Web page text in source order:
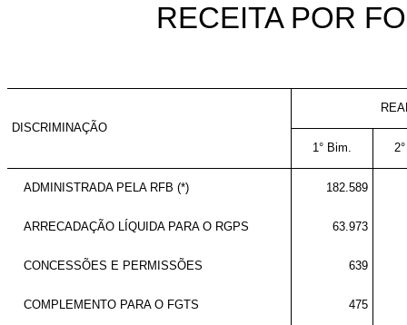
RECEITA POR
DISCRIMINAÇÃO
1° Bim.
ADMINISTRADA PELA RFB (*) 182.589
ARRECADAÇÃO LÍQUIDA PARA O RGPS 63.973
CONCESSÕES E PERMISSÕES 639
COMPLEMENTO PARA O FGTS 475